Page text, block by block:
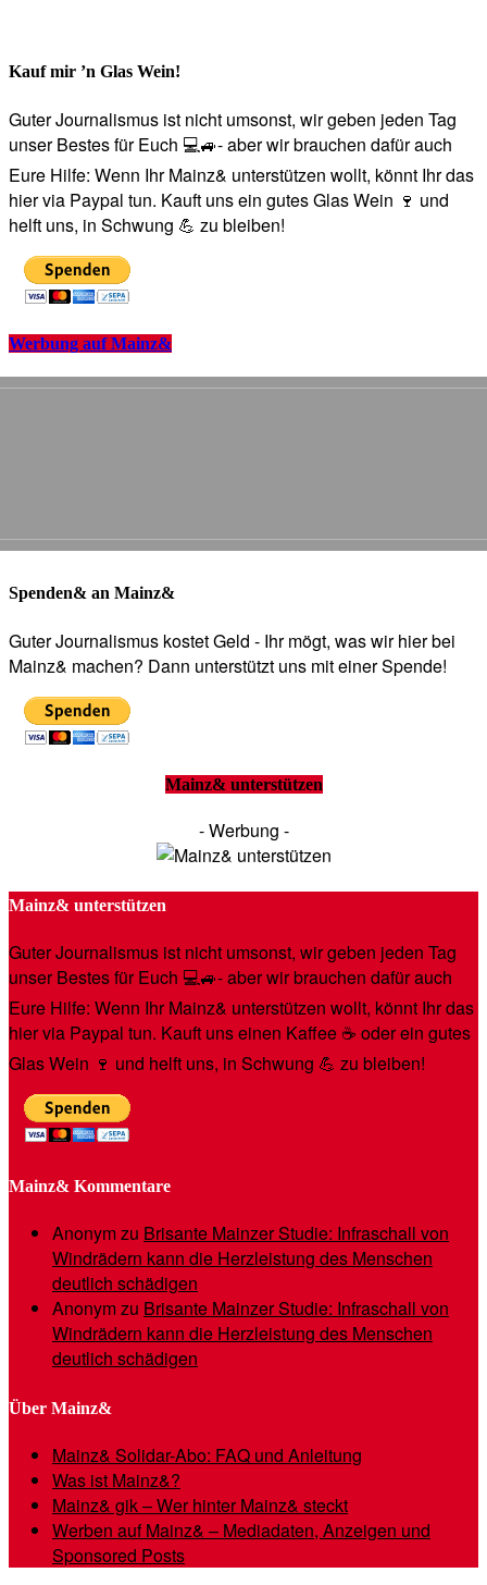
Kauf mir ’n Glas Wein!
Guter Journalismus ist nicht umsonst, wir geben jeden Tag
unser Bestes für Euch 💻🚙- aber wir brauchen dafür auch
Eure Hilfe: Wenn Ihr Mainz& unterstützen wollt, könnt Ihr das
hier via Paypal tun. Kauft uns ein gutes Glas Wein 🍷 und
helft uns, in Schwung 💪 zu bleiben!
Werbung auf Mainz&
Spenden& an Mainz&
Guter Journalismus kostet Geld - Ihr mögt, was wir hier bei
Mainz& machen? Dann unterstützt uns mit einer Spende!
Mainz& unterstützen
- Werbung -
Mainz& unterstützen
Guter Journalismus ist nicht umsonst, wir geben jeden Tag
unser Bestes für Euch 💻🚙- aber wir brauchen dafür auch
Eure Hilfe: Wenn Ihr Mainz& unterstützen wollt, könnt Ihr das
hier via Paypal tun. Kauft uns einen Kaffee ☕️ oder ein gutes
Glas Wein 🍷 und helft uns, in Schwung 💪 zu bleiben!
Mainz& Kommentare
Anonymzu Brisante Mainzer Studie: Infraschall von
Windrädern kann die Herzleistung des Menschen
deutlich schädigen
Anonymzu Brisante Mainzer Studie: Infraschall von
Windrädern kann die Herzleistung des Menschen
deutlich schädigen
Über Mainz&
Mainz& Solidar-Abo: FAQ und Anleitung
Was ist Mainz&?
Mainz& gik – Wer hinter Mainz& steckt
Werben auf Mainz& – Mediadaten, Anzeigen und
Sponsored Posts